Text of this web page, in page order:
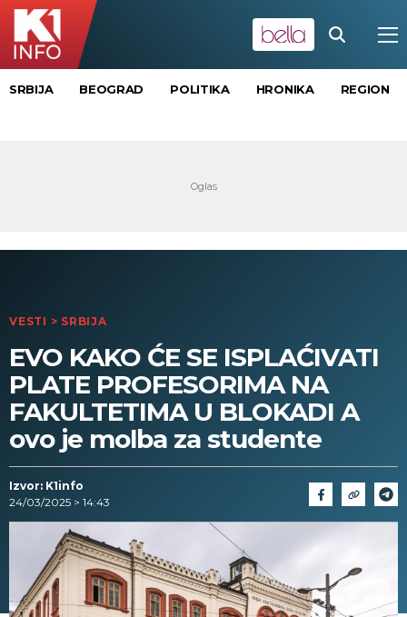
SRBIJA BEOGRAD POLITIKA HRONIKA REGION
VESTI > SRBIJA
EVO KAKO ĆE SE ISPLAĆIVATI
PLATE PROFESORIMA NA
FAKULTETIMA U BLOKADI A
ovo je molba za studente
Izvor: K1info
24/03/2025 > 14:43